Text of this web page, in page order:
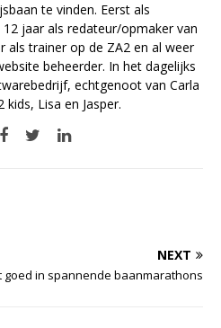
te vinden. Eerst als
jaar als redateur/opmaker van
als trainer op de ZA2 en al weer
beheerder. In het dagelijks
echtgenoot van Carla
kids, Lisa en Jasper.
NEXT
goed in spannende baanmarathons